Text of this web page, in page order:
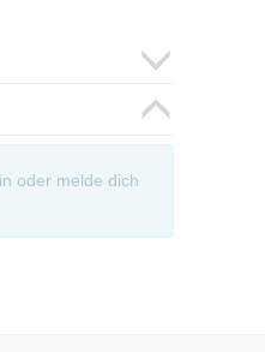
oder melde dich